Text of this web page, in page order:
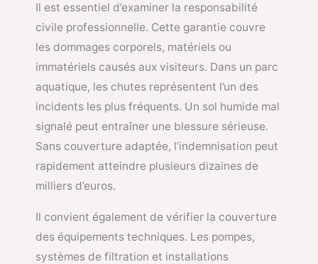
Il est essentiel d’examiner la responsabilité
civile professionnelle. Cette garantie couvre
les dommages corporels, matériels ou
immatériels causés aux visiteurs. Dans un parc
aquatique, les chutes représentent l’un des
incidents les plus fréquents. Un sol humide mal
signalé peut entraîner une blessure sérieuse.
Sans couverture adaptée, l’indemnisation peut
rapidement atteindre plusieurs dizaines de
milliers d’euros.
Il convient également de vérifier la couverture
des équipements techniques. Les pompes,
systèmes de filtration et installations